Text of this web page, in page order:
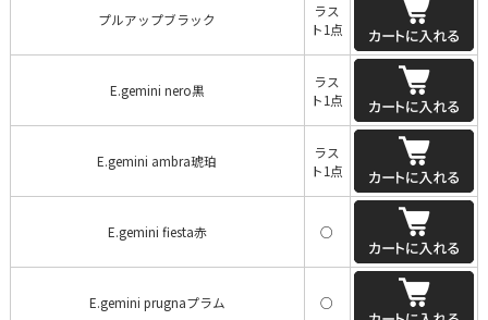
プルアップブラック
ラス
ト1点
E.gemini nero黒
ラス
ト1点
E.gemini ambra琥珀
ラス
ト1点
E.gemini fiesta赤 ○
E.gemini prugnaプラム ○